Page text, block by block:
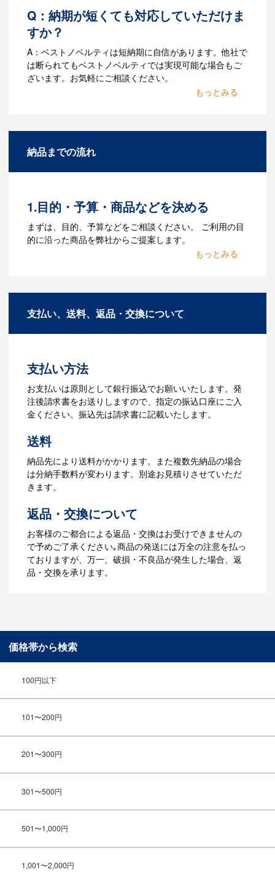
Q：納期が短くても対応していただけま
すか？
A：ベストノベルティは短納期に自信があります。他社で
は断られてもベストノベルティでは実現可能な場合もご
ざいます。お気軽にご相談ください。
があります。Adobe illustratorのaiファイ
Q：ウェブサイトに掲載され
ていないオリジナルのノベル
タマイズが可能です。お気軽にご相談く
納品までの流れ
1.目的・予算・商品などを決める
まずは、目的、予算などをご相談ください。 ご利用の目
的に沿った商品を弊社からご提案します。
お見積を弊社からお出しします。
3.発注・データ入稿
ら、ご注文書をお送りします。
【名入れをする場合】名入れに必要なデ
ータをご入稿頂き、名入れイメージをデ
ータでご確認いただきます。
4.納品
【名入れをする場合】データのご入稿後
３週間程度で納品となります。
【名入れなしの場合】在庫がある場合、3
～5営業日程度で納品となります。
ご利用ガイドをもっとみる
支払い、送料、返品・交換について
支払い方法
お支払いは原則として銀行振込でお願いいたします。発
注後請求書をお送りしますので、指定の振込口座にご入
金ください。振込先は請求書に記載いたします。
送料
納品先により送料がかかります。また複数先納品の場合
は分納手数料が変わります。別途お見積りさせていただ
きます。
返品・交換について
お客様のご都合による返品・交換はお受けできませんの
で予めご了承ください｡商品の発送には万全の注意を払っ
ておりますが、万一、破損・不良品が発生した場合、返
品・交換を承ります。
価格帯から検索
100円以下
101〜200円
201〜300円
301〜500円
501〜1,000円
1,001〜2,000円